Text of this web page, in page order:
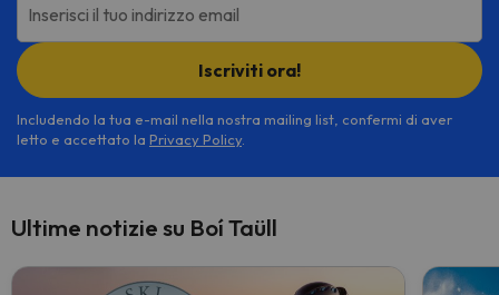
Inserisci il tuo indirizzo email
Iscriviti ora!
Includendo la tua e-mail nella nostra mailing list, confermi di aver
letto e accettato la Privacy Policy.
Ultime notizie su Boí Taüll